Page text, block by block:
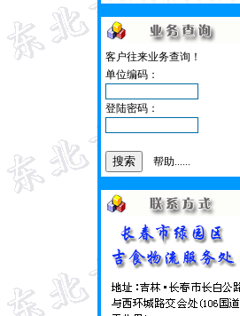
客户往来业务查询！
单位编码：
登陆密码：
帮助......